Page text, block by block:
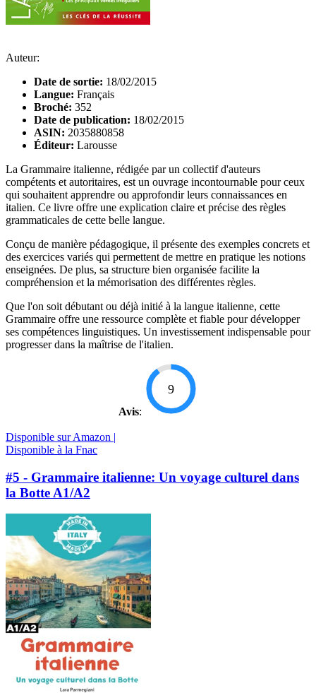
Auteur:
Date de sortie: 18/02/2015
Langue: Français
Broché: 352
Date de publication: 18/02/2015
ASIN: 2035880858
Éditeur: Larousse
La Grammaire italienne, rédigée par un collectif d'auteurs
compétents et autoritaires, est un ouvrage incontournable pour ceux
qui souhaitent apprendre ou approfondir leurs connaissances en
italien. Ce livre offre une explication claire et précise des règles
grammaticales de cette belle langue.
Conçu de manière pédagogique, il présente des exemples concrets et
des exercices variés qui permettent de mettre en pratique les notions
enseignées. De plus, sa structure bien organisée facilite la
compréhension et la mémorisation des différentes règles.
Que l'on soit débutant ou déjà initié à la langue italienne, cette
Grammaire offre une ressource complète et fiable pour développer
ses compétences linguistiques. Un investissement indispensable pour
progresser dans la maîtrise de l'italien.
Avis:
9
Disponible sur Amazon |
Disponible à la Fnac
#5 - Grammaire italienne: Un voyage culturel dans
la Botte A1/A2